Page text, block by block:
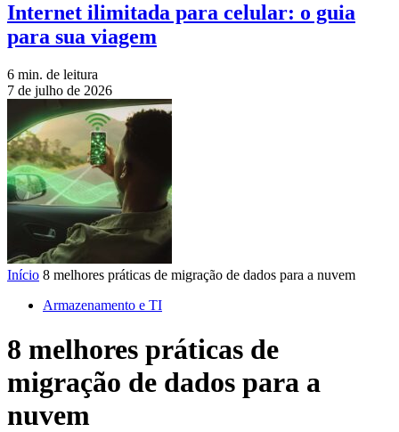
Internet ilimitada para celular: o guia
para sua viagem
6 min. de leitura
7 de julho de 2026
Início 8 melhores práticas de migração de dados para a nuvem
Armazenamento e TI
8 melhores práticas de
migração de dados para a
nuvem